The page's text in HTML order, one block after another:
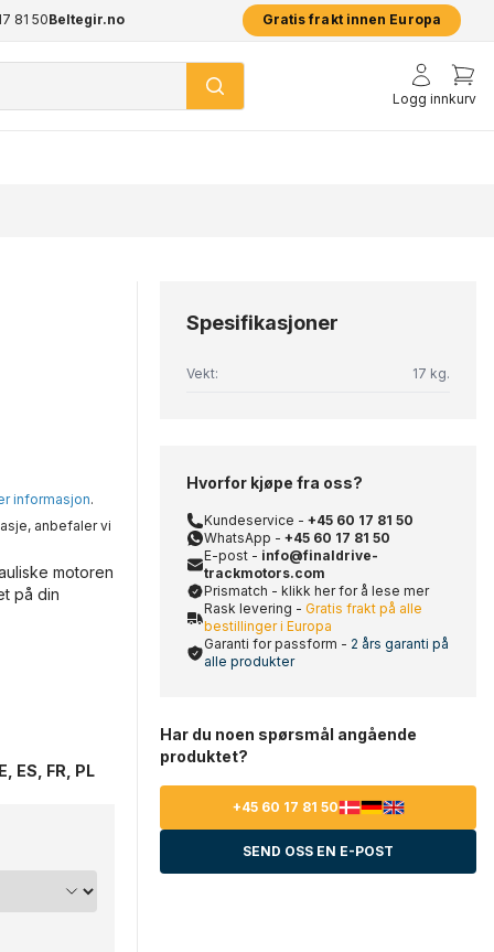
2 års garanti på alle produkter
81 50Beltegir.no Gratis frakt innen Europa
Logg innkurv
informasjon.
anbefaler vi
motoren
på din
ES, FR, PL
Spesifikasjoner
Vekt: 17 kg.
Hvorfor kjøpe fra oss?
Kundeservice - +45 60 17 81 50
WhatsApp - +45 60 17 81 50
E-post - info@finaldrive-
trackmotors.com
Prismatch - klikk her for å lese mer
Rask levering - Gratis frakt på alle
bestillinger i Europa
Garanti for passform - 2 års garanti på
alle produkter
Har du noen spørsmål angående
produktet?
+45 60 17 81 50
SEND OSS EN E-POST